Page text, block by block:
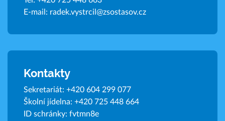
E-mail: radek.vystrcil@zsostasov.cz
Kontakty
Sekretariát: +420 604 299 077
Školní jídelna: +420 725 448 664
ID schránky: fvtmn8e